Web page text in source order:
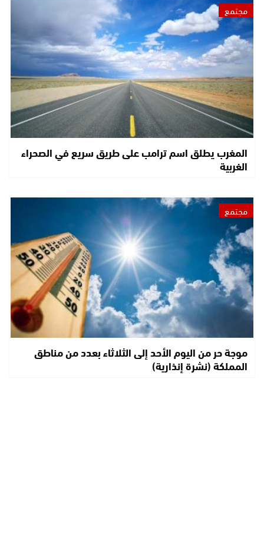
مجتمع
المغرب يطلق اسم ترامب على طريق سريع في الصحراء
الغربية
مجتمع
موجة حر من اليوم الأحد إلى الثلاثاء بعدد من مناطق
المملكة (نشرة إنذارية)